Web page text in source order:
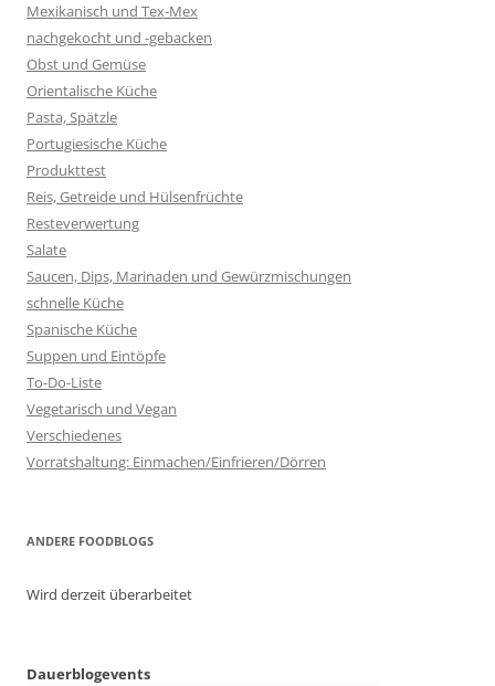
Mexikanisch und Tex-Mex
nachgekocht und -gebacken
Obst und Gemüse
Orientalische Küche
Pasta, Spätzle
Portugiesische Küche
Produkttest
Reis, Getreide und Hülsenfrüchte
Resteverwertung
Salate
Saucen, Dips, Marinaden und Gewürzmischungen
schnelle Küche
Spanische Küche
Suppen und Eintöpfe
To-Do-Liste
Vegetarisch und Vegan
Verschiedenes
Vorratshaltung: Einmachen/Einfrieren/Dörren
ANDERE FOODBLOGS
Wird derzeit überarbeitet
Dauerblogevents